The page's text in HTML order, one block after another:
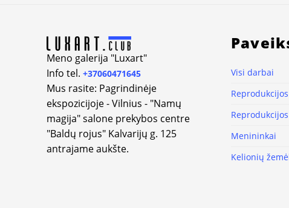
Meno galerija "Luxart"
Info tel. +37060471645
Mus rasite: Pagrindinėje
ekspozicijoje - Vilnius - "Namų
magija" salone prekybos centre
"Baldų rojus" Kalvarijų g. 125
antrajame aukšte.
Visi darbai
Menininkai
Kelionių